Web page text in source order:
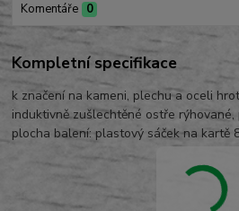
Komentáře 0
Kompletní specifikace
k značení na kameni, plechu a oceli
induktivně zušlechtěné ostře
plocha balení: plastový sáček na kartě